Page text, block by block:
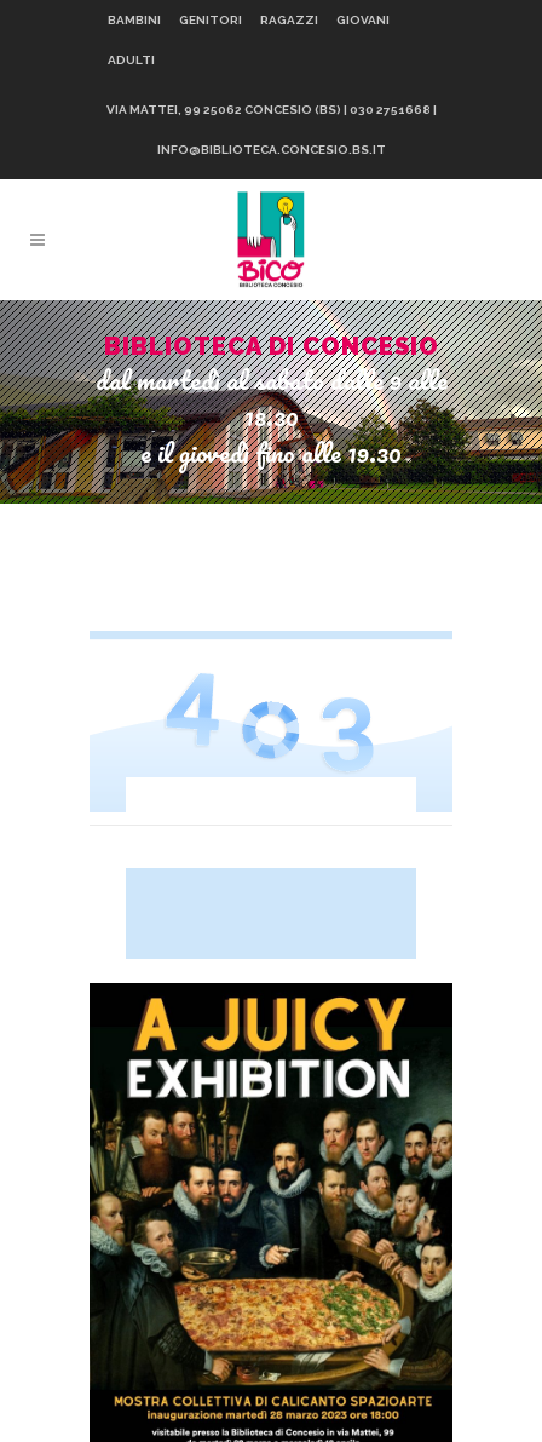
BAMBINI GENITORI RAGAZZI GIOVANI
ADULTI
VIA MATTEI, 99 25062 CONCESIO (BS) | 030 2751668 |
INFO@BIBLIOTECA.CONCESIO.BS.IT
BIBLIOTECA DI CONCESIO
dal martedì al sabato dalle 9 alle
18.30
e il giovedì fino alle 19.30